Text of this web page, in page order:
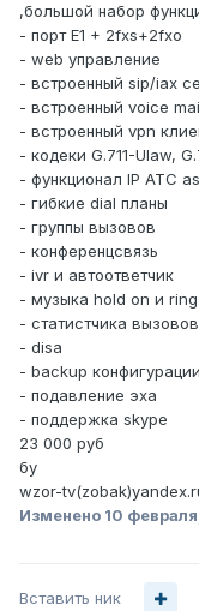
,большой набор
- порт E1 + 2fxs+2fxo
- web управление
- вcтроенный sip/iax
- встроенный voice
- встроенный vpn
- кодеки G.711-Ulaw,
- функционал IP АТС
- гибкие dial планы
- группы вызовов
- конференцсвязь
- ivr и автоответчик
- музыка hold on и
- статистчика вызовов
- disa
- backup конфигурации
- подавление эха
- поддержка skype
23 000 руб
бу
wzor-
Изменено 10
Вставить ник